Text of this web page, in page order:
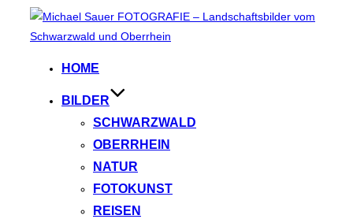
Inhalt
HOME
BILDER
SCHWARZWALD
OBERRHEIN
NATUR
FOTOKUNST
REISEN